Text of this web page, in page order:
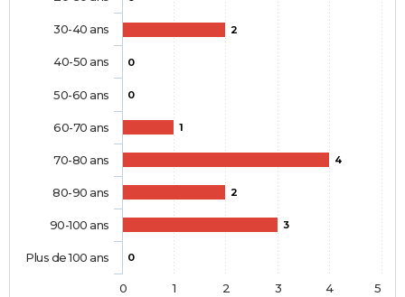
2
0
0
1
4
2
3
0
30-40 ans
40-50 ans
50-60 ans
60-70 ans
70-80 ans
80-90 ans
90-100 ans
Plus de 100 ans
0 1 2 3 4 5